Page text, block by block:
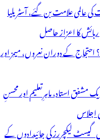
عالمی علامت بن گئے، آسٹریلیا
کا اعزاز حاصل
کے دوران نعروں، میمز اور
مشفق استاد، ماہرِتعلیم اور محسنِ
اجلاس
گیسٹ لیکچررز کی جائیدادوں کے